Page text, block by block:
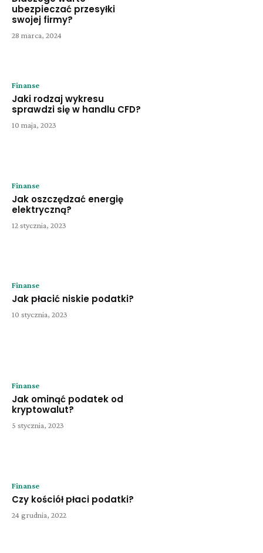
ubezpieczać przesyłki
swojej firmy?
28 marca, 2024
Finanse
Jaki rodzaj wykresu
sprawdzi się w handlu CFD?
10 maja, 2023
Finanse
Jak oszczędzać energię
elektryczną?
12 stycznia, 2023
Finanse
Jak płacić niskie podatki?
10 stycznia, 2023
Finanse
Jak ominąć podatek od
kryptowalut?
5 stycznia, 2023
Finanse
Czy kościół płaci podatki?
24 grudnia, 2022